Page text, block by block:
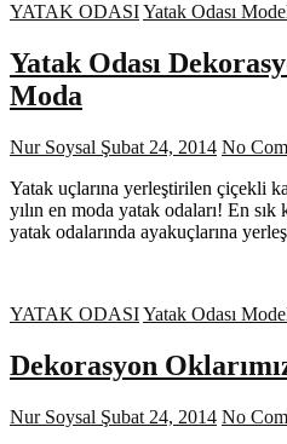
YATAK ODASIYatak Odası
Yatak Odası
Moda
Nur Soysal Şubat 24, 2014 No
Yatak uçlarına yerleştirilen çiçekli
yılın en moda yatak odaları! En sık
yatak odalarında ayakuçlarına
YATAK ODASIYatak Odası
Dekorasyon
Nur Soysal Şubat 24, 2014 No